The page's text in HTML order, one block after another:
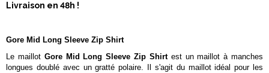
Livraison en 48h !
Gore Mid Long Sleeve Zip Shirt
Le maillot Gore Mid Long Sleeve Zip Shirtest un maillot à manches
longues doublé avec un gratté polaire. Il s'agit du maillot idéal pour les